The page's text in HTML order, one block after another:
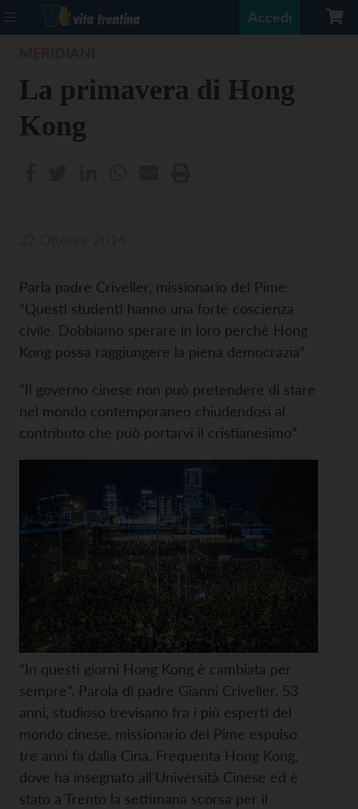
Accedi
La primavera di Hong
Kong
Parla padre Criveller, missionario del Pime:
“Questi studenti hanno una forte coscienza
civile. Dobbiamo sperare in loro perchè Hong
Kong possa raggiungere la piena democrazia”
“Il governo cinese non può pretendere di stare
nel mondo contemporaneo chiudendosi al
contributo che può portarvi il cristianesimo”
“In questi giorni Hong Kong è cambiata per
sempre”. Parola di padre Gianni Criveller, 53
anni, studioso trevisano fra i più esperti del
mondo cinese, missionario del Pime espulso
tre anni fa dalla Cina. Frequenta Hong Kong,
dove ha insegnato all'Università Cinese ed è
stato a Trento la settimana scorsa per il